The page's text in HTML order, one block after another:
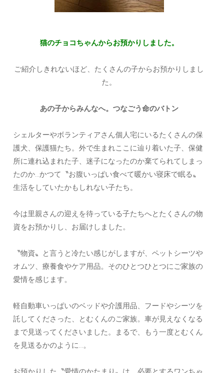
猫のチョコちゃんからお預かりしました。
ご紹介しきれないほど、たくさんの子からお預かりしまし
た。
あの子からみんなへ。つなごう命のバトン
シェルターやボランティアさん個人宅にいるたくさんの保
護犬、保護猫たち。外で生まれここに辿り着いた子、保健
所に連れ込まれた子、迷子になったのか棄てられてしまっ
たのか…かつて〝お腹いっぱい食べて暖かい寝床で眠る〟
生活をしていたかもしれない子たち。
今は里親さんの迎えを待っている子たちへとたくさんの物
資をお預かりし、お届けしました。
〝物資〟と言うと冷たい感じがしますが、ペットシーツや
オムツ、療養食やケア用品。そのひとつひとつにご家族の
愛情を感じます。
軽自動車いっぱいのベッドや介護用品、フードやシーツを
託してくださった、とむくんのご家族。車が見えなくなる
まで見送ってくださいました。まるで、もう一度とむくん
を見送るかのように…。
お預かりした〝愛情のかたまり〟は、必要とするワンちゃ